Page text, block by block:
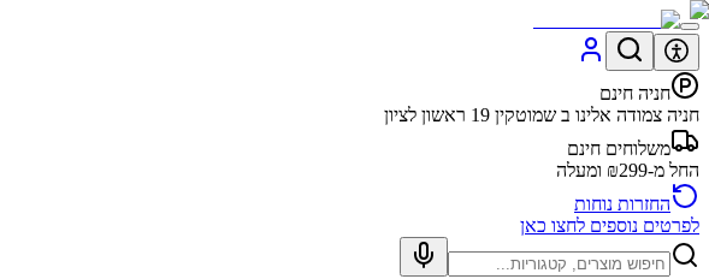
חניה חינם
חניה צמודה אלינו ב שמוטקין 19 ראשון לציון
משלוחים חינם
החל מ-₪299 ומעלה
החזרות נוחות
לפרטים נוספים לחצו כאן